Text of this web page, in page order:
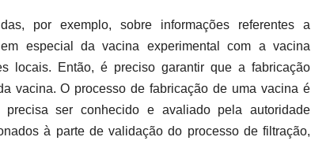
por exemplo, sobre informações referentes a
especial da vacina experimental com a vacina
locais. Então, é preciso garantir que a fabricação
vacina. O processo de fabricação de uma vacina é
ser conhecido e avaliado pela autoridade
à parte de validação do processo de filtração,